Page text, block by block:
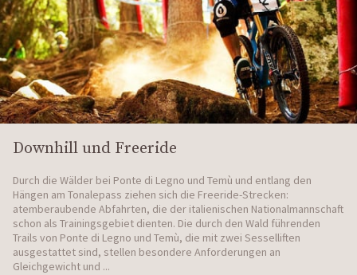
Downhill und Freeride
Durch die Wälder bei Ponte di Legno und Temù und entlang den
Hängen am Tonalepass ziehen sich die Freeride-Strecken:
atemberaubende Abfahrten, die der italienischen Nationalmannschaft
schon als Trainingsgebiet dienten. Die durch den Wald führenden
Trails von Ponte di Legno und Temù, die mit zwei Sesselliften
ausgestattet sind, stellen besondere Anforderungen an
Gleichgewicht und ...